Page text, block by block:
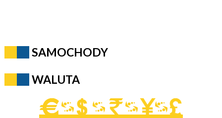
SAMOCHODY
WALUTA